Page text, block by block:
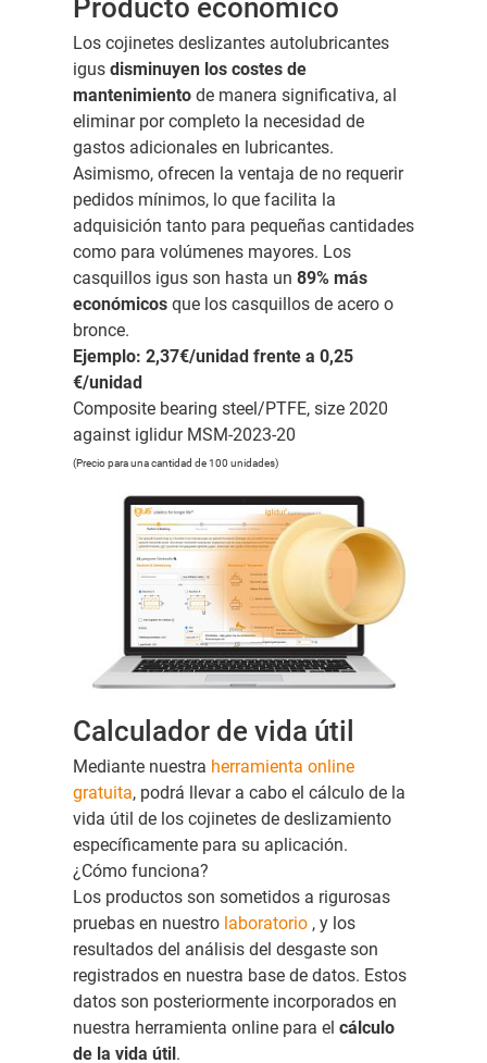
Producto económico
Los cojinetes deslizantes autolubricantes
igus disminuyen los costes de
mantenimientode manera significativa, al
eliminar por completo la necesidad de
gastos adicionales en lubricantes.
Asimismo, ofrecen la ventaja de no requerir
pedidos mínimos, lo que facilita la
adquisición tanto para pequeñas cantidades
como para volúmenes mayores. Los
casquillos igus son hasta un 89% más
económicosque los casquillos de acero o
bronce.
Ejemplo: 2,37€/unidad frente a 0,25
€/unidad
Composite bearing steel/PTFE, size 2020
against iglidur MSM-2023-20
(Precio para una cantidad de 100 unidades)
Calculador de vida útil
Mediante nuestra herramienta online
gratuita, podrá llevar a cabo el cálculo de la
vida útil de los cojinetes de deslizamiento
específicamente para su aplicación.
¿Cómo funciona?
Los productos son sometidos a rigurosas
pruebas en nuestro laboratorio , y los
resultados del análisis del desgaste son
registrados en nuestra base de datos. Estos
datos son posteriormente incorporados en
nuestra herramienta online para el cálculo
de la vida útil.